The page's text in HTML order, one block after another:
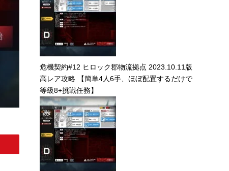
危機契約#12 ヒロック郡物流拠点 2023.10.11版
高レア攻略 【簡単4人6手、ほぼ配置するだけで
等級8+挑戦任務】